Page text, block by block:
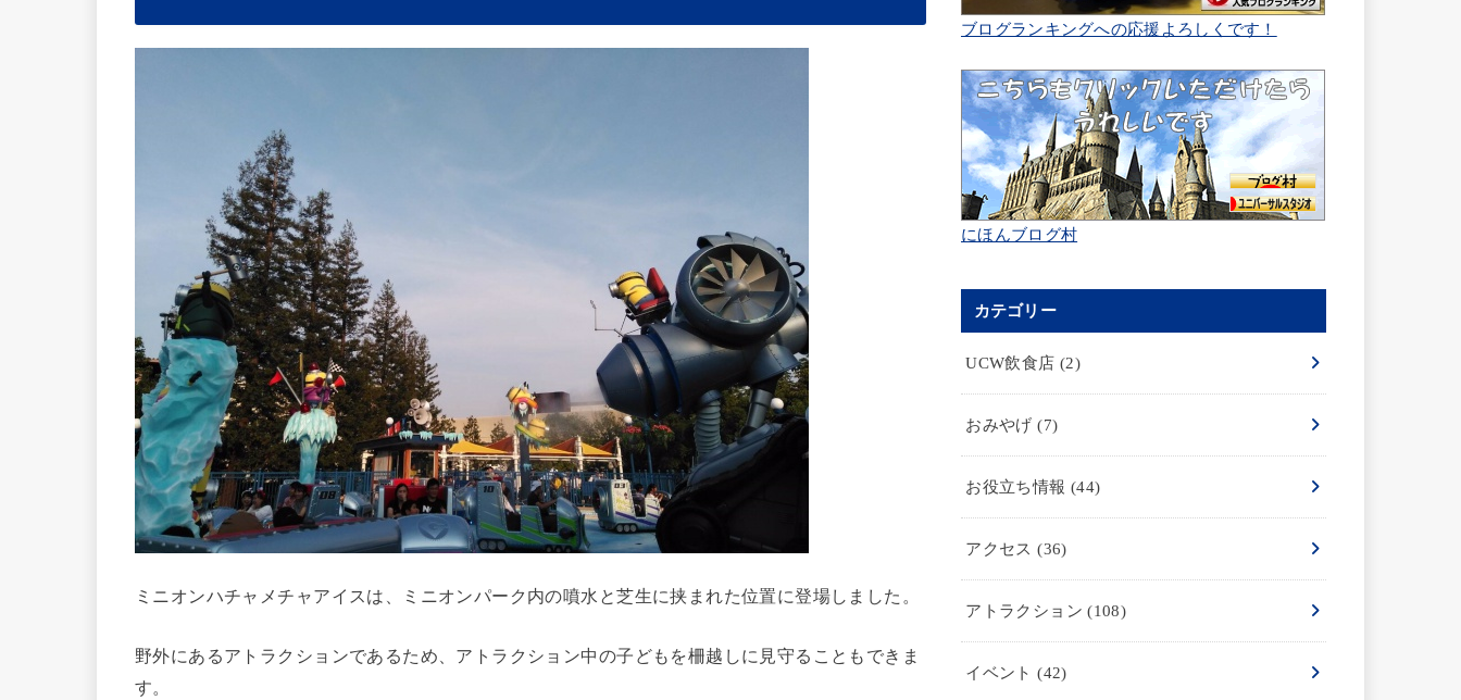
ミニオンハチャメチャアイスは、ミニオンパーク内の噴水と芝生に挟まれた位置に登場しました。
野外にあるアトラクションであるため、アトラクション中の子どもを柵越しに見守ることもできま
す。
ブログランキングへの応援よろしくです！
にほんブログ村
カテゴリー
UCW飲食店 (2)
おみやげ(7)
お役立ち情報 (44)
アクセス(36)
アトラクション(108)
イベント(42)